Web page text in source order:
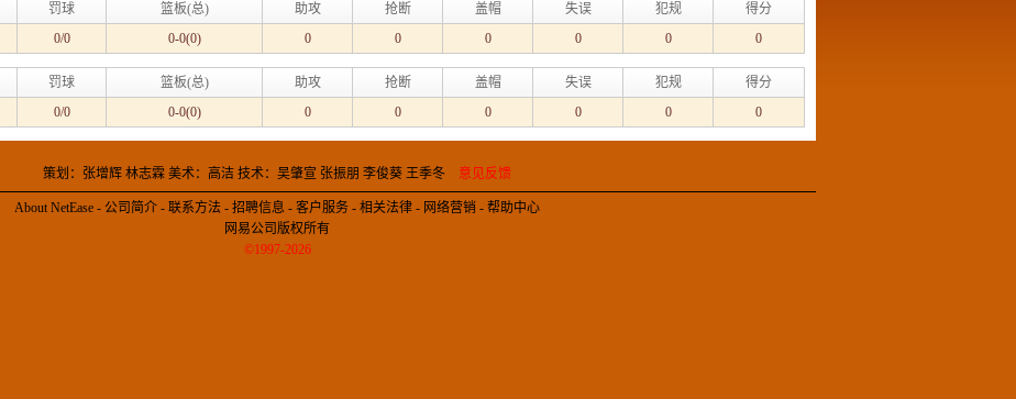
罚球 篮板(总) 助攻 抢断 盖帽 失误 犯规
得分
0/0 0-0(0) 0 0 0 0 0 0
罚球 篮板(总) 助攻 抢断 盖帽 失误 犯规
得分
0/0 0-0(0) 0 0 0 0 0 0
策划：张增辉 林志霖 美术：高洁 技术：吴肇宣 张振朋 李俊葵 王季冬 意见反馈
About NetEase - 公司简介 - 联系方法 - 招聘信息 - 客户服务 - 相关法律 - 网络营销 - 帮助中心
网易公司版权所有
©1997-2026